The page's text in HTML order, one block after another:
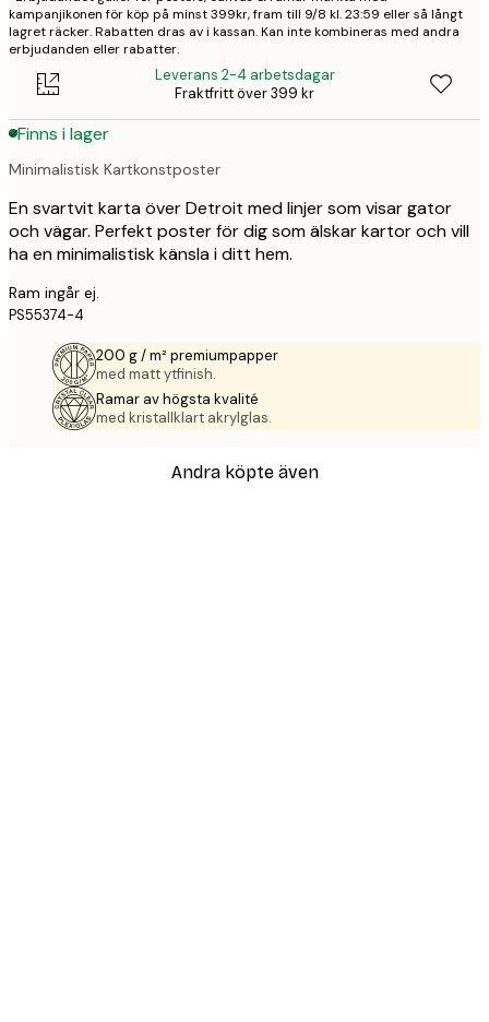
kampanjikonen för köp på minst 399kr, fram till 9/8 kl. 23:59 eller så långt
lagret räcker. Rabatten dras av i kassan. Kan inte kombineras med andra
erbjudanden eller rabatter.
Leverans 2-4 arbetsdagar
Fraktfritt över 399 kr
Finns i lager
Minimalistisk Kartkonstposter
En svartvit karta över Detroit med linjer som visar gator
och vägar. Perfekt poster för dig som älskar kartor och vill
ha en minimalistisk känsla i ditt hem.
Ram ingår ej.
PS55374-4
200 g / m² premiumpapper
med matt ytfinish.
Ramar av högsta kvalité
med kristallklart akrylglas.
Andra köpte även